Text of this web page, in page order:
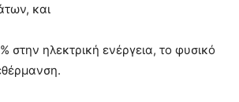
και
στην ηλεκτρική ενέργεια, το φυσικό